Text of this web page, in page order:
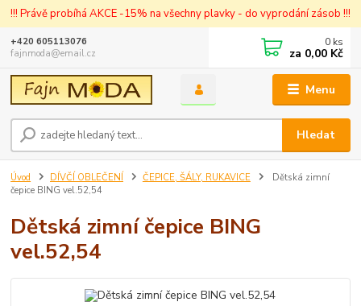
!!! Právě probíhá AKCE -15% na všechny plavky - do vyprodání zásob !!!
Menu
Hledat
+420 605113076
fajnmoda@email.cz
0 ks
za 0,00 Kč
Úvod DÍVČÍ OBLEČENÍ ČEPICE, ŠÁLY, RUKAVICE
Dětská zimní
čepice BING vel.52,54
Dětská zimní čepice BING
vel.52,54